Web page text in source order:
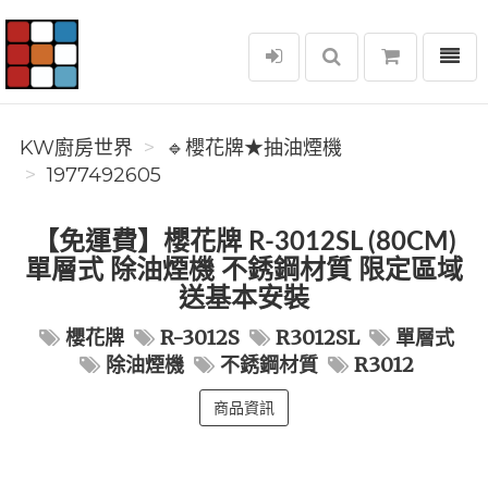
KW廚房世界
選單
KW廚房世界
🔹櫻花牌★抽油煙機
1977492605
【免運費】櫻花牌 R-3012SL (80CM)
單層式 除油煙機 不銹鋼材質 限定區域
送基本安裝
櫻花牌 R-3012S R3012SL
單層式
除油煙機
不銹鋼材質 R3012
商品資訊